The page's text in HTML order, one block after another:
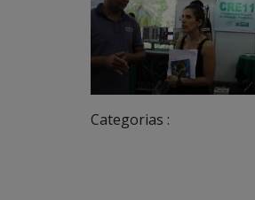
Categorias :